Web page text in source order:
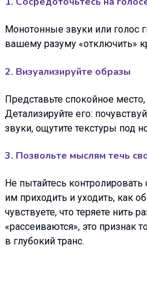
Монотонные звуки или голос
вашему разуму «отключить»
2. Визуализируйте образы
Представьте спокойное
Детализируйте его:
звуки, ощутите текстуры под
3. Позвольте мыслям течь
Не пытайтесь
им приходить и уходить, как
чувствуете, что теряете нить
«рассеиваются», это признак
в глубокий транс.